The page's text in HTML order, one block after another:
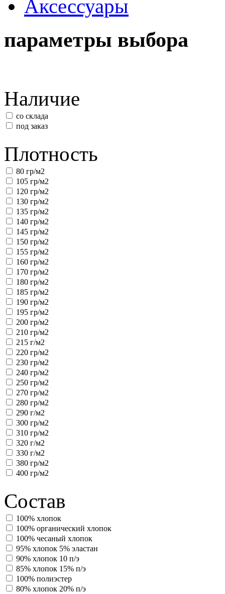
Аксессуары
параметры выбора
Наличие
со склада
под заказ
Плотность
80 гр/м2
105 гр/м2
120 гр/м2
130 гр/м2
135 гр/м2
140 гр/м2
145 гр/м2
150 гр/м2
155 гр/м2
160 гр/м2
170 гр/м2
180 гр/м2
185 гр/м2
190 гр/м2
195 гр/м2
200 гр/м2
210 гр/м2
215 г/м2
220 гр/м2
230 гр/м2
240 гр/м2
250 гр/м2
270 гр/м2
280 гр/м2
290 г/м2
300 гр/м2
310 гр/м2
320 г/м2
330 г/м2
380 гр/м2
400 гр/м2
Состав
100% хлопок
100% органический хлопок
100% чесаный хлопок
95% хлопок 5% эластан
90% хлопок 10 п/э
85% хлопок 15% п/э
100% полиэстер
80% хлопок 20% п/э